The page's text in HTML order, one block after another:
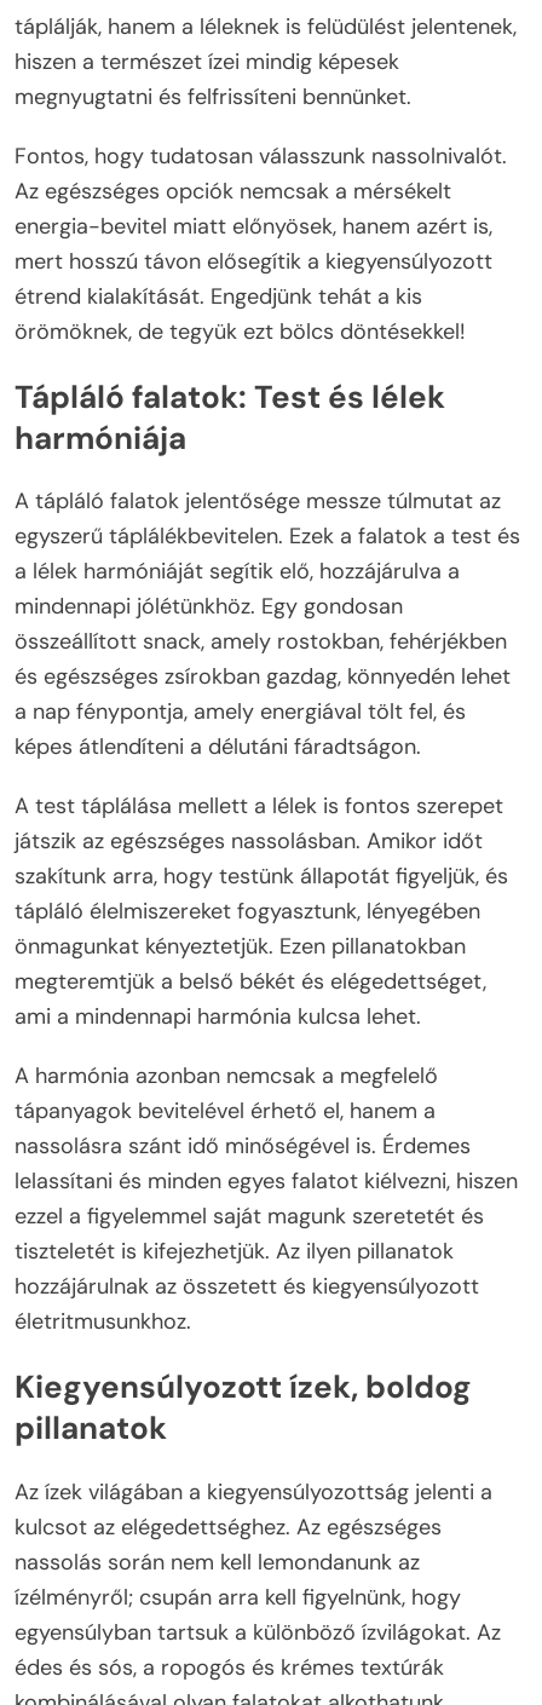
táplálják, hanem a léleknek is felüdülést jelentenek,
hiszen a természet ízei mindig képesek
megnyugtatni és felfrissíteni bennünket.
Fontos, hogy tudatosan válasszunk nassolnivalót.
Az egészséges opciók nemcsak a mérsékelt
energia-bevitel miatt előnyösek, hanem azért is,
mert hosszú távon elősegítik a kiegyensúlyozott
étrend kialakítását. Engedjünk tehát a kis
örömöknek, de tegyük ezt bölcs döntésekkel!
Tápláló falatok: Test és lélek
harmóniája
A tápláló falatok jelentősége messze túlmutat az
egyszerű táplálékbevitelen. Ezek a falatok a test és
a lélek harmóniáját segítik elő, hozzájárulva a
mindennapi jólétünkhöz. Egy gondosan
összeállított snack, amely rostokban, fehérjékben
és egészséges zsírokban gazdag, könnyedén lehet
a nap fénypontja, amely energiával tölt fel, és
képes átlendíteni a délutáni fáradtságon.
A test táplálása mellett a lélek is fontos szerepet
játszik az egészséges nassolásban. Amikor időt
szakítunk arra, hogy testünk állapotát figyeljük, és
tápláló élelmiszereket fogyasztunk, lényegében
önmagunkat kényeztetjük. Ezen pillanatokban
megteremtjük a belső békét és elégedettséget,
ami a mindennapi harmónia kulcsa lehet.
A harmónia azonban nemcsak a megfelelő
tápanyagok bevitelével érhető el, hanem a
nassolásra szánt idő minőségével is. Érdemes
lelassítani és minden egyes falatot kiélvezni, hiszen
ezzel a figyelemmel saját magunk szeretetét és
tiszteletét is kifejezhetjük. Az ilyen pillanatok
hozzájárulnak az összetett és kiegyensúlyozott
életritmusunkhoz.
Kiegyensúlyozott ízek, boldog
pillanatok
Az ízek világában a kiegyensúlyozottság jelenti a
kulcsot az elégedettséghez. Az egészséges
nassolás során nem kell lemondanunk az
ízélményről; csupán arra kell figyelnünk, hogy
egyensúlyban tartsuk a különböző ízvilágokat. Az
édes és sós, a ropogós és krémes textúrák